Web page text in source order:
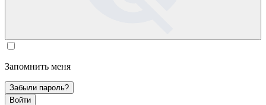
Запомнить меня
Забыли пароль?
Войти